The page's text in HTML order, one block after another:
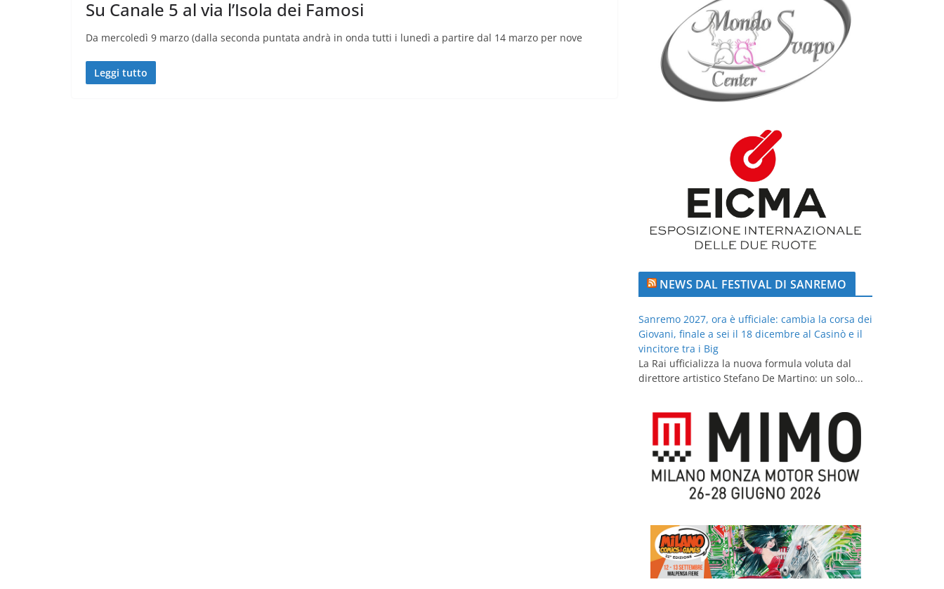
Su Canale 5 al via l’Isola dei Famosi
Da mercoledì 9 marzo (dalla seconda puntata andrà in onda tutti i lunedì a partire dal 14 marzo per nove
Leggi tutto
NEWS DAL FESTIVAL DI SANREMO
Sanremo 2027, ora è ufficiale: cambia la corsa dei
Giovani, finale a sei il 18 dicembre al Casinò e il
vincitore tra i Big
La Rai ufficializza la nuova formula voluta dal
direttore artistico Stefano De Martino: un solo...